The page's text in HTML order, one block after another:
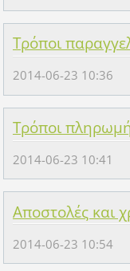
Τρόποι
2014-06-23 10:36
Τρόποι
2014-06-23 10:41
Αποστολές και
2014-06-23 10:54